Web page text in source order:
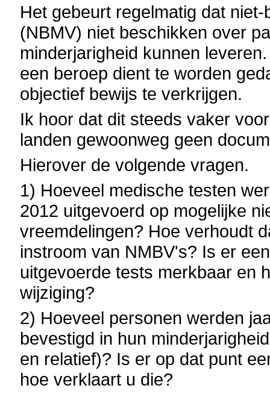
Het gebeurt regelmatig dat
(NBMV) niet beschikken over
minderjarigheid kunnen
een beroep dient te worden
objectief bewijs te verkrijgen.
Ik hoor dat dit steeds vaker
landen gewoonweg geen
Hierover de volgende vragen.
1) Hoeveel medische testen
2012 uitgevoerd op mogelijke
vreemdelingen? Hoe verhoudt
instroom van NMBV's? Is er
uitgevoerde tests merkbaar en
wijziging?
2) Hoeveel personen werden
bevestigd in hun
en relatief)? Is er op dat punt
hoe verklaart u die?